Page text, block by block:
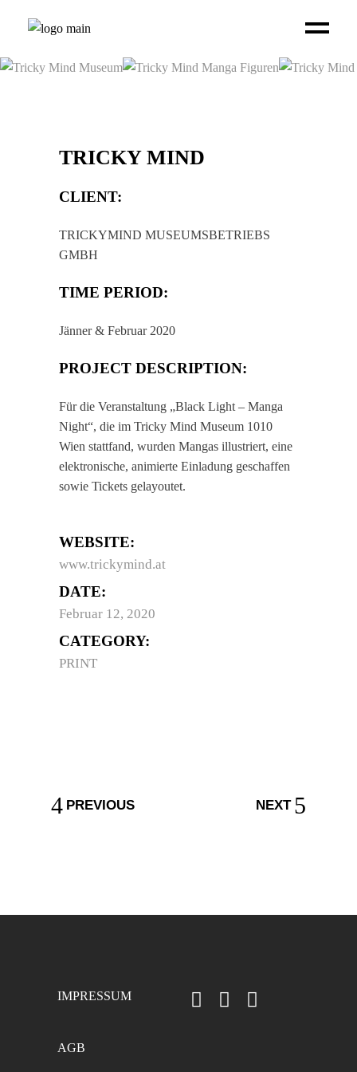
TRICKY MIND
CLIENT:
TRICKYMIND MUSEUMSBETRIEBS
GMBH
TIME PERIOD:
Jänner & Februar 2020
PROJECT DESCRIPTION:
Für die Veranstaltung „Black Light – Manga
Night“, die im Tricky Mind Museum 1010
Wien stattfand, wurden Mangas illustriert, eine
elektronische, animierte Einladung geschaffen
sowie Tickets gelayoutet.
WEBSITE:
www.trickymind.at
DATE:
Februar 12, 2020
CATEGORY:
PRINT
PREVIOUS NEXT
IMPRESSUM
AGB